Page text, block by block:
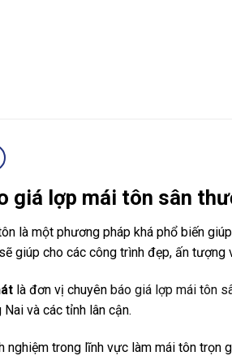
giá lợp mái tôn sân
là một phương pháp khá phổ biến
giúp cho các công trình đẹp, ấn tượng
là đơn vị chuyên báo giá lợp mái tôn
và các tỉnh lân cận.
nghiệm trong lĩnh vực làm mái tôn